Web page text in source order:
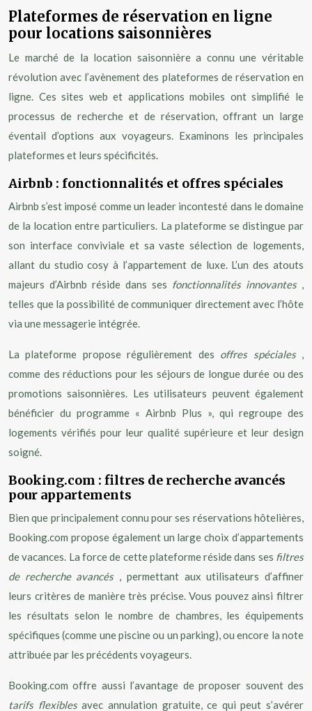
Plateformes de réservation en ligne
pour locations saisonnières
Le marché de la location saisonnière a connu une véritable
révolution avec l’avènement des plateformes de réservation en
ligne. Ces sites web et applications mobiles ont simplifié le
processus de recherche et de réservation, offrant un large
éventail d’options aux voyageurs. Examinons les principales
plateformes et leurs spécificités.
Airbnb : fonctionnalités et offres spéciales
Airbnb s’est imposé comme un leader incontesté dans le domaine
de la location entre particuliers. La plateforme se distingue par
son interface conviviale et sa vaste sélection de logements,
allant du studio cosy à l’appartement de luxe. L’un des atouts
majeurs d’Airbnb réside dans ses fonctionnalités innovantes ,
telles que la possibilité de communiquer directement avec l’hôte
via une messagerie intégrée.
La plateforme propose régulièrement des offres spéciales ,
comme des réductions pour les séjours de longue durée ou des
promotions saisonnières. Les utilisateurs peuvent également
bénéficier du programme « Airbnb Plus », qui regroupe des
logements vérifiés pour leur qualité supérieure et leur design
soigné.
Booking.com : filtres de recherche avancés
pour appartements
Bien que principalement connu pour ses réservations hôtelières,
Booking.com propose également un large choix d’appartements
de vacances. La force de cette plateforme réside dans ses filtres
de recherche avancés , permettant aux utilisateurs d’affiner
leurs critères de manière très précise. Vous pouvez ainsi filtrer
les résultats selon le nombre de chambres, les équipements
spécifiques (comme une piscine ou un parking), ou encore la note
attribuée par les précédents voyageurs.
Booking.com offre aussi l’avantage de proposer souvent des
tarifs flexiblesavec annulation gratuite, ce qui peut s’avérer